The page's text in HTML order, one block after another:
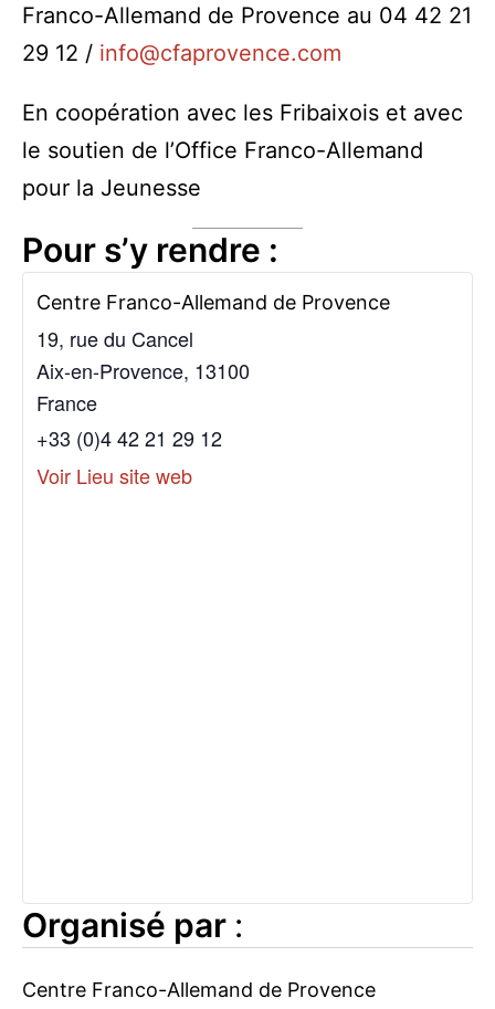
Franco-Allemand de Provence au 04 42 21
29 12 / info@cfaprovence.com
En coopération avec les Fribaixois et avec
le soutien de l’Office Franco-Allemand
pour la Jeunesse
Pour s’y rendre :
Centre Franco-Allemand de Provence
19, rue du Cancel
Aix-en-Provence, 13100
France
+33 (0)4 42 21 29 12
Voir Lieu site web
Organisé par :
Centre Franco-Allemand de Provence